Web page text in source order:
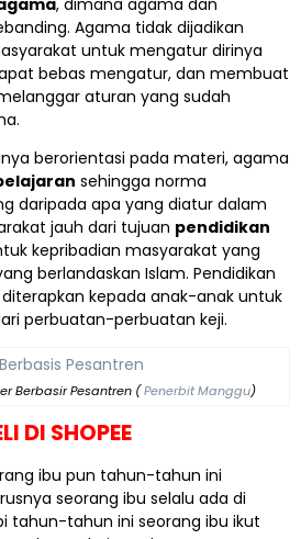
Agama tidak dijadikan
untuk mengatur dirinya
bebas mengatur, dan membuat
aturan yang sudah
berorientasi pada materi, agama
sehingga norma
daripada apa yang diatur dalam
jauh dari tujuan pendidikan
kepribadian masyarakat yang
berlandaskan Islam. Pendidikan
kepada anak-anak untuk
perbuatan-perbuatan keji.
Berbasir Pesantren (Penerbit Manggu)
DI SHOPEE
ibu pun tahun-tahun ini
seorang ibu selalu ada di
tahun-tahun ini seorang ibu ikut